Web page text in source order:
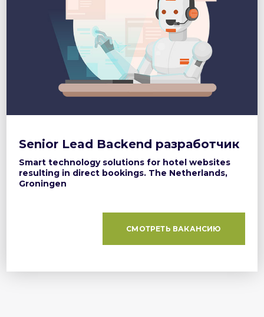
Senior Lead Backend разработчик
Smart technology solutions for hotel websites
resulting in direct bookings. The Netherlands,
Groningen
СМОТРЕТЬ ВАКАНСИЮ